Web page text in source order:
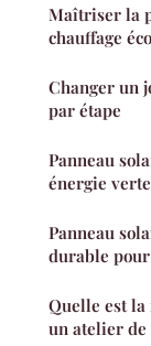
Maîtriser la
chauffage
Changer un
par étape
Panneau
énergie verte
Panneau
durable
Quelle est
un atelier de